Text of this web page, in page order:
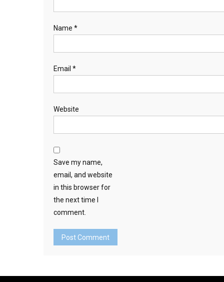
Name *
Email *
Website
Save my name,
email, and website
in this browser for
the next time I
comment.